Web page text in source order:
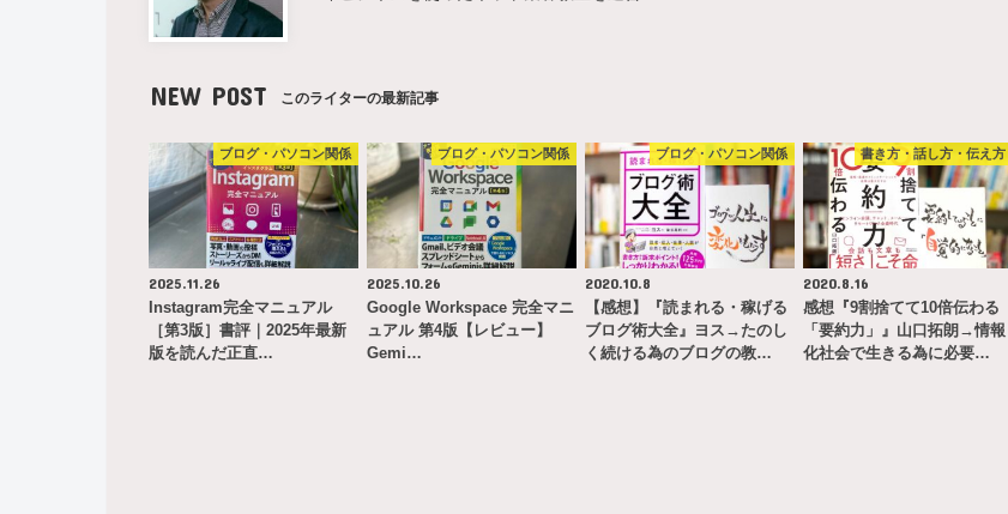
NEW POST このライターの最新記事
ブログ・パソコン関係
2025.11.26
Instagram完全マニュアル
［第3版］書評｜2025年最新
版を読んだ正直…
ブログ・パソコン関係
2025.10.26
Google Workspace 完全マニ
ュアル 第4版【レビュー】
Gemi…
ブログ・パソコン関係
2020.10.8
【感想】『読まれる・稼げる
ブログ術大全』ヨス→たのし
く続ける為のブログの教…
書き方・話し方・伝え方
2020.8.16
感想『9割捨てて10倍伝わる
「要約力」』山口拓朗→情報
化社会で生きる為に必要…